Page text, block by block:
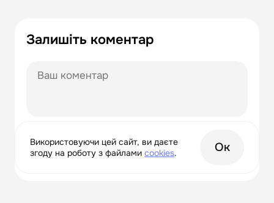
Залишіть коментар
Натискаючи "Підписатися", ви приймаєте умови
згоди на
Використовуючи цей сайт, ви даєте
згоду на роботу з файлами сookies. Ок